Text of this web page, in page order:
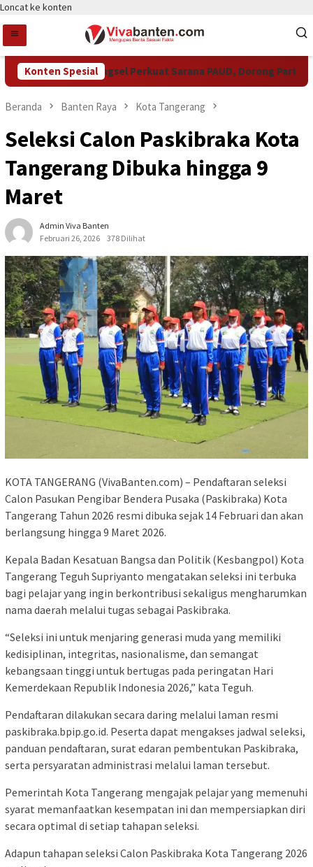
Loncat ke konten
Konten Spesial
Pemkot Tangsel Perkuat Sarana PAUD, Dorong Partisipasi
Beranda Banten Raya Kota Tangerang
Seleksi Calon Paskibraka Kota
Tangerang Dibuka hingga 9
Maret
Admin Viva Banten
Februari 26, 2026
378 Dilihat
KOTA TANGERANG (VivaBanten.com) – Pendaftaran seleksi
Calon Pasukan Pengibar Bendera Pusaka (Paskibraka) Kota
Tangerang Tahun 2026 resmi dibuka sejak 14 Februari dan akan
berlangsung hingga 9 Maret 2026.
Kepala Badan Kesatuan Bangsa dan Politik (Kesbangpol) Kota
Tangerang Teguh Supriyanto mengatakan seleksi ini terbuka
bagi pelajar yang ingin berkontribusi sekaligus mengharumkan
nama daerah melalui tugas sebagai Paskibraka.
“Seleksi ini untuk menjaring generasi muda yang memiliki
kedisiplinan, integritas, nasionalisme, dan semangat
kebangsaan tinggi untuk bertugas pada peringatan Hari
Kemerdekaan Republik Indonesia 2026,” kata Teguh.
Pendaftaran dilakukan secara daring melalui laman resmi
paskibraka.bpip.go.id. Peserta dapat mengakses jadwal seleksi,
panduan pendaftaran, surat edaran pembentukan Paskibraka,
serta persyaratan administrasi melalui laman tersebut.
Pemerintah Kota Tangerang mengajak pelajar yang memenuhi
syarat memanfaatkan kesempatan ini dan mempersiapkan diri
secara optimal di setiap tahapan seleksi.
Adapun tahapan seleksi Calon Paskibraka Kota Tangerang 2026